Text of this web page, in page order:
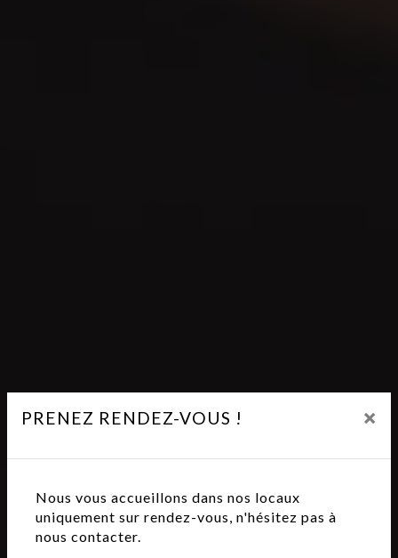
PRENEZ RENDEZ-VOUS ! ×
Nous vous accueillons dans nos locaux
uniquement sur rendez-vous, n'hésitez pas à
nous contacter.